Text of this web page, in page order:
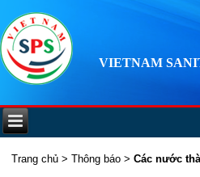
VIETNAM
Trang chủ >Thông báo >Các nước